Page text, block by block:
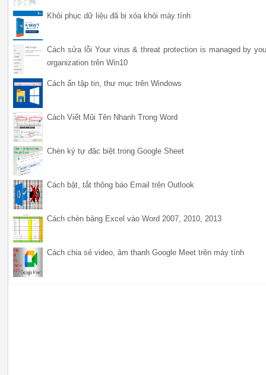
Khôi phục dữ liệu đã bị xóa khỏi máy tính
Cách sửa lỗi Your virus & threat protection is managed by
organization trên Win10
Cách ẩn tập tin, thư mục trên Windows
Cách Viết Mũi Tên Nhanh Trong Word
Chèn ký tự đặc biệt trong Google Sheet
Cách bật, tắt thông báo Email trên Outlook
Cách chèn bảng Excel vào Word 2007, 2010, 2013
Cách chia sẻ video, âm thanh Google Meet trên máy tính